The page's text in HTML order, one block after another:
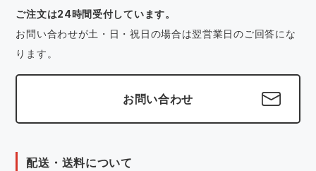
ご注文は24時間受付しています。
お問い合わせが土・日・祝日の場合は翌営業日のご回答にな
ります。
お問い合わせ
配送・送料について